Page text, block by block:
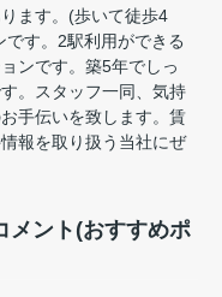
ます。(歩いて徒歩4
す。2駅利用ができる
ンです。築5年でしっ
。スタッフ一同、気持
手伝いを致します。賃
報を取り扱う当社にぜ
メント(おすすめポ